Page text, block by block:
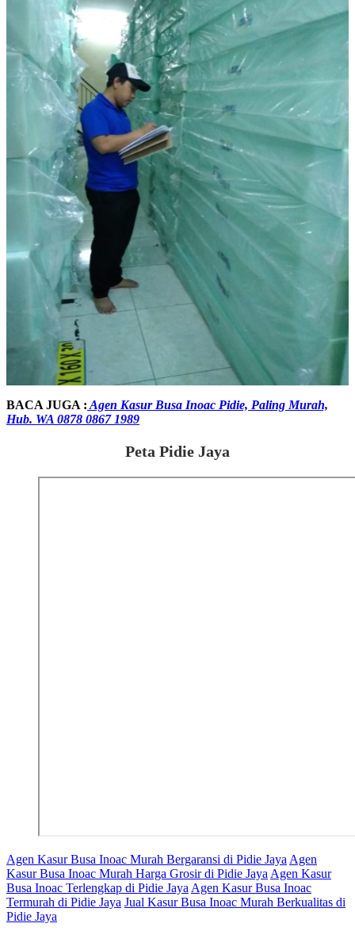
BACA JUGA : Agen Kasur Busa Inoac Pidie, Paling Murah,
Hub. WA 0878 0867 1989
Peta Pidie Jaya
Agen Kasur Busa Inoac Murah Bergaransi di Pidie Jaya Agen
Kasur Busa Inoac Murah Harga Grosir di Pidie Jaya Agen Kasur
Busa Inoac Terlengkap di Pidie Jaya Agen Kasur Busa Inoac
Termurah di Pidie Jaya Jual Kasur Busa Inoac Murah Berkualitas di
Pidie Jaya